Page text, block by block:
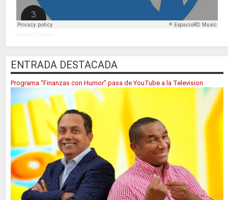
ENTRADA DESTACADA
Programa “Finanzas con Humor” pasa de YouTube a la Television